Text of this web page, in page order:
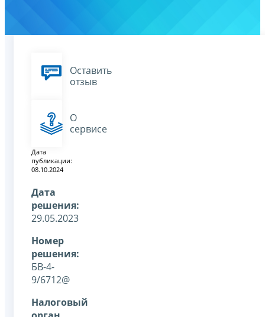
Оставить
отзыв
О
сервисе
Дата
публикации:
08.10.2024
Дата
решения:
29.05.2023
Номер
решения:
БВ-4-
9/6712@
Налоговый